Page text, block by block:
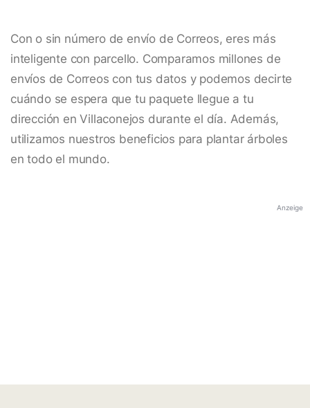
Con o sin número de envío de Correos, eres más
inteligente con parcello. Comparamos millones de
envíos de Correos con tus datos y podemos decirte
cuándo se espera que tu paquete llegue a tu
dirección en Villaconejos durante el día. Además,
utilizamos nuestros beneficios para plantar árboles
en todo el mundo.
Anzeige